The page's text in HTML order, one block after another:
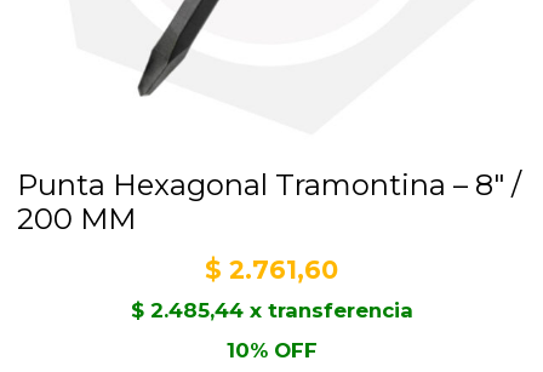
Punta Hexagonal Tramontina – 8″ /
200 MM
$ 2.761,60
$2.485,44x transferencia
10% OFF